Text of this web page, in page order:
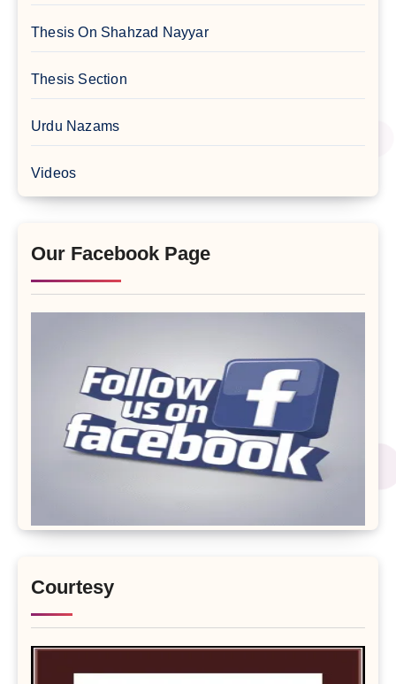
Thesis On Shahzad Nayyar
Thesis Section
Urdu Nazams
Videos
Our Facebook Page
Courtesy